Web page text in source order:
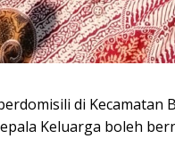
di Kecamatan
Keluarga boleh